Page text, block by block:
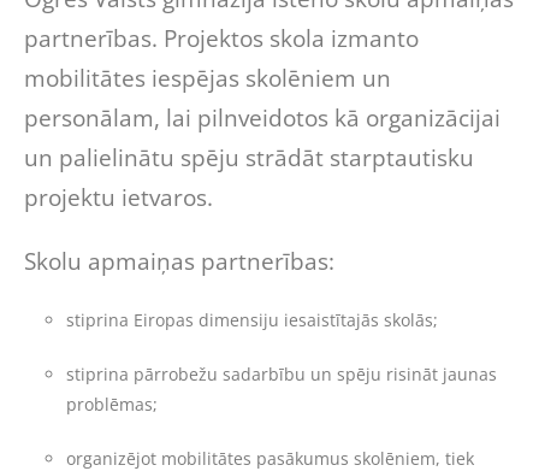
partnerības. Projektos skola izmanto
mobilitātes iespējas skolēniem un
personālam, lai pilnveidotos kā organizācijai
un palielinātu spēju strādāt starptautisku
projektu ietvaros.
Skolu apmaiņas partnerības:
stiprina Eiropas dimensiju iesaistītajās skolās;
stiprina pārrobežu sadarbību un spēju risināt jaunas
problēmas;
organizējot mobilitātes pasākumus skolēniem, tiek